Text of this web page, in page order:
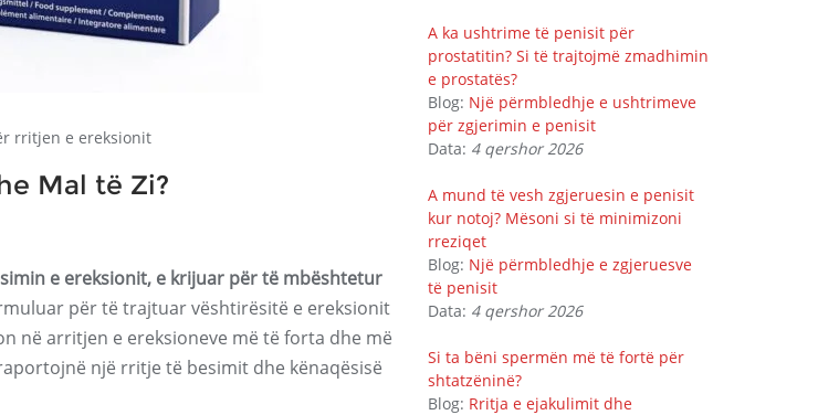
rritjen e ereksionit
Mal të Zi?
e ereksionit, e krijuar për të mbështetur
për të trajtuar vështirësitë e ereksionit
në arritjen e ereksioneve më të forta dhe më
një rritje të besimit dhe kënaqësisë
A ka ushtrime të penisit për
prostatitin? Si të trajtojmë zmadhimin
e prostatës?
Blog: Një përmbledhje e ushtrimeve
për zgjerimin e penisit
Data: 4 qershor 2026
A mund të vesh zgjeruesin e penisit
kur notoj? Mësoni si të minimizoni
rreziqet
Blog: Një përmbledhje e zgjeruesve
të penisit
Data: 4 qershor 2026
Si ta bëni spermën më të fortë për
shtatzëninë?
Blog: Rritja e ejakulimit dhe